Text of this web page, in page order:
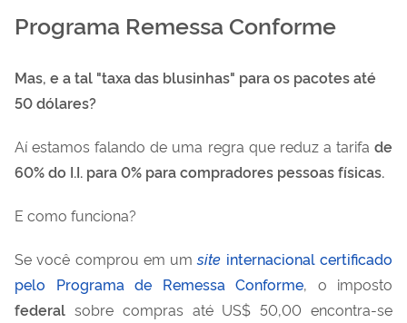
Programa Remessa Conforme
Mas, e a tal "taxa das blusinhas" para os pacotes até
50 dólares?
Aí estamos falando de uma regra que reduz a tarifa de
60% do I.I. para 0% para compradores pessoas físicas.
E como funciona?
Se você comprou em umsite internacional certificado
pelo Programa de Remessa Conforme, o imposto
federal sobre compras até US$ 50,00 encontra-se